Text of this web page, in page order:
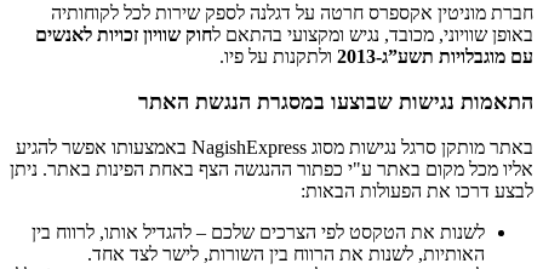
חברת מוניטין אקספרס חרטה על דגלנה לספק שירות לכל לקוחותיה
באופן שוויוני, מכובד, נגיש ומקצועי בהתאם לחוק שוויון זכויות לאנשים
עם מוגבלויות תשע”ג-2013
ולתקנות על פיו.
התאמות נגישות שבוצעו במסגרת הנגשת האתר
באתר מותקן סרגל נגישות מסוג NagishExpress באמצעותו אפשר להגיע
אליו מכל מקום באתר ע"י כפתור ההנגשה הצף באחת הפינות באתר. ניתן
לבצע דרכו את הפעולות הבאות:
לשנות את הטקסט לפי הצרכים שלכם – להגדיל אותו, לרווח בין
האותיות, לשנות את הרווח בין השורות, לישר לצד אחד.